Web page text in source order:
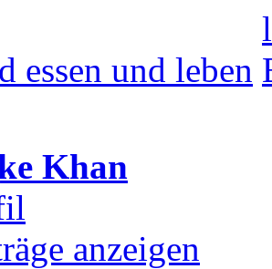
essen und leben
Khan
anzeigen